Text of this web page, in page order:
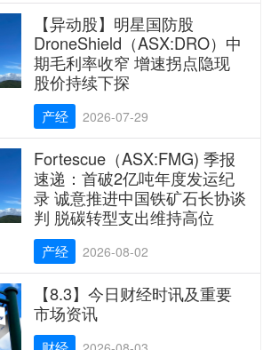
【异动股】明星国防股
DroneShield（ASX:DRO）中
期毛利率收窄 增速拐点隐现
股价持续下探
产经 2026-07-29
Fortescue（ASX:FMG) 季报
速递：首破2亿吨年度发运纪
录 诚意推进中国铁矿石长协谈
判 脱碳转型支出维持高位
产经 2026-08-02
【8.3】今日财经时讯及重要
市场资讯